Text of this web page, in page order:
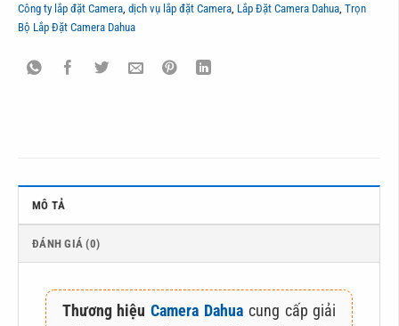
Công ty lắp đặt Camera dịch vụ lắp đặt Camera Lắp Đặt Camera Dahua Trọn
Bộ Lắp Đặt Camera Dahua
MÔ TẢ
ĐÁNH GIÁ (0)
Thương hiệuCamera Dahua cung cấp giải